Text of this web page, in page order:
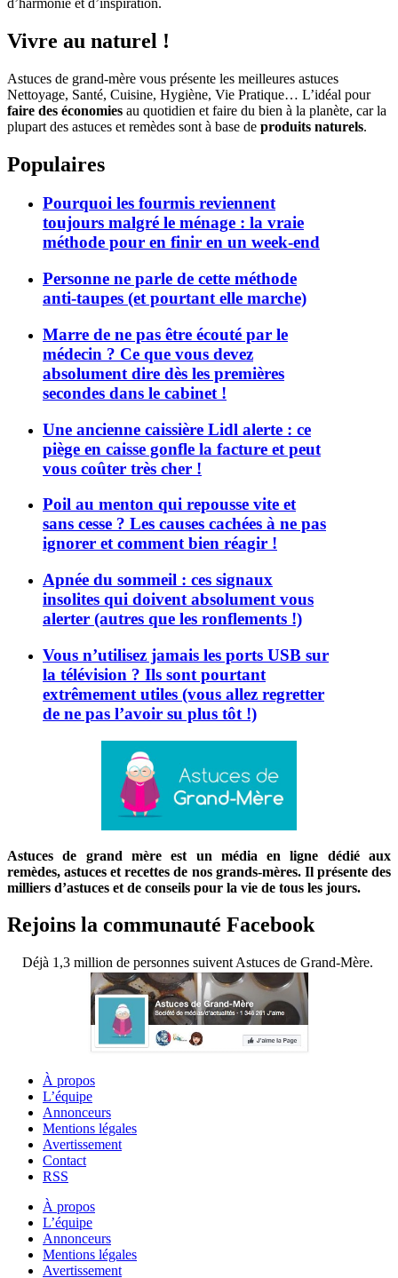
Vivre au naturel !
Astuces de grand-mère vous présente les meilleures astuces
Nettoyage, Santé, Cuisine, Hygiène, Vie Pratique… L’idéal pour
faire des économies au quotidien et faire du bien à la planète, car la
plupart des astuces et remèdes sont à base de produits naturels.
Populaires
Pourquoi les fourmis reviennent
toujours malgré le ménage : la vraie
méthode pour en finir en un week-end
Personne ne parle de cette méthode
anti-taupes (et pourtant elle marche)
Marre de ne pas être écouté par le
médecin ? Ce que vous devez
absolument dire dès les premières
secondes dans le cabinet !
Une ancienne caissière Lidl alerte : ce
piège en caisse gonfle la facture et peut
vous coûter très cher !
Poil au menton qui repousse vite et
sans cesse ? Les causes cachées à ne pas
ignorer et comment bien réagir !
Apnée du sommeil : ces signaux
insolites qui doivent absolument vous
alerter (autres que les ronflements !)
Vous n’utilisez jamais les ports USB sur
la télévision ? Ils sont pourtant
extrêmement utiles (vous allez regretter
de ne pas l’avoir su plus tôt !)
Astuces de grand mère est un média en ligne dédié aux
remèdes, astuces et recettes de nos grands-mères. Il présente des
milliers d’astuces et de conseils pour la vie de tous les jours.
Rejoins la communauté Facebook
Déjà 1,3 million de personnes suivent Astuces de Grand-Mère.
À propos
L’équipe
Annonceurs
Mentions légales
Avertissement
Contact
RSS
À propos
L’équipe
Annonceurs
Mentions légales
Avertissement